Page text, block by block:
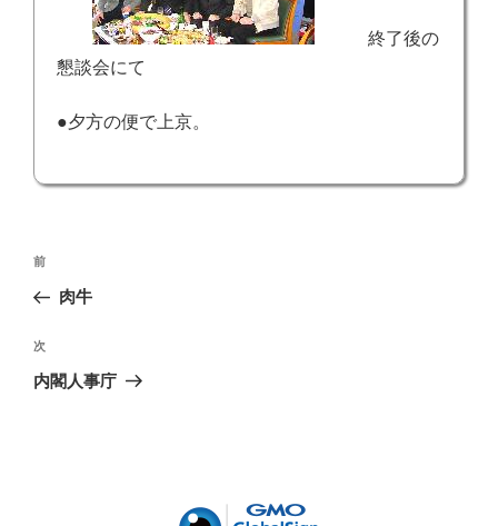
終了後の
懇談会にて
●夕方の便で上京。
投
ナ
ビ
ゲ
前
の
稿
前
肉牛
次
の
次
内閣人事庁